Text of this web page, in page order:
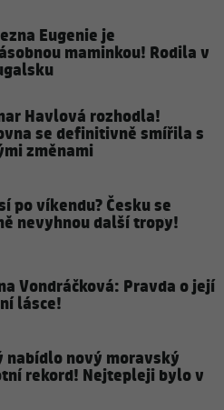
Eugenie je
maminkou! Rodila v
Havlová rozhodla!
se definitivně smířila s
změnami
po víkendu? Česku se
nevyhnou další tropy!
Vondráčková: Pravda o její
lásce!
nabídlo nový moravský
rekord! Nejtepleji bylo v